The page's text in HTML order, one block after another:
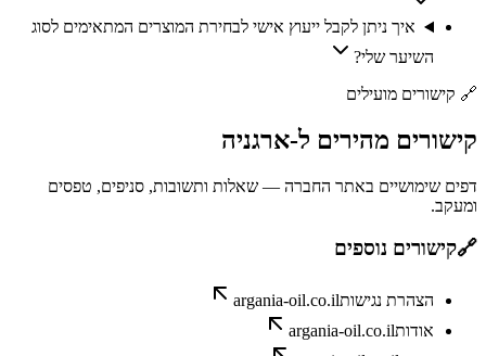
איך ניתן לקבל ייעוץ אישי לבחירת המוצרים המתאימים לסוג
השיער שלי?
🔗 קישורים מועילים
קישורים מהירים ל-ארגניה
דפים שימושיים באתר החברה — שאלות ותשובות, סניפים, טפסים
ומעקב.
🔗קישורים נוספים
הצהרת נגישותargania-oil.co.il
אודותargania-oil.co.il